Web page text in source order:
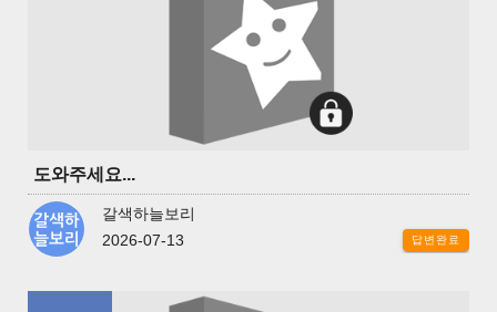
도와주세요...
갈색하늘보리
2026-07-13
답변완료